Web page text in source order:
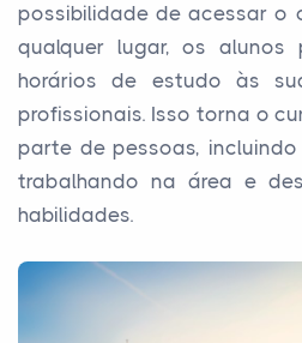
possibilidade de acessar o
qualquer lugar, os alunos
horários de estudo às
profissionais. Isso torna o
parte de pessoas,
trabalhando na área e
habilidades.